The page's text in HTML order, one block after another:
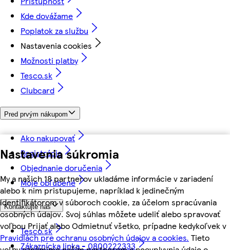
Nastavenia súkromia
My a našich 18 partnerov ukladáme informácie v zariadení
alebo k nim pristupujeme, napríklad k jedinečným
identifikátorom v súboroch cookie, za účelom spracúvania
osobných údajov. Svoj súhlas môžete udeliť alebo spravovať
voľbou Prijať alebo Odmietnuť všetko, prípadne kedykoľvek v
Pravidlách pre ochranu osobných údajov a cookies. Tieto
Kde dovážame
Poplatok za službu
Nastavenia cookies
Možnosti platby
Tesco.sk
Clubcard
Pred prvým nákupom
Ako nakupovať
Registrácia
Objednanie doručenia
Moje obľúbené
Kontaktujte nás
Tesco.sk
Zákaznícka linka - 0800222333